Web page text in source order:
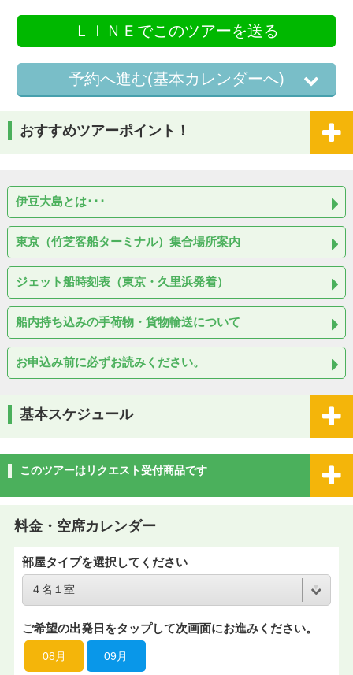
ＬＩＮＥでこのツアーを送る
予約へ進む(基本カレンダーへ)
おすすめツアーポイント！
伊豆大島とは･･･
東京（竹芝客船ターミナル）集合場所案内
ジェット船時刻表（東京・久里浜発着）
船内持ち込みの手荷物・貨物輸送について
お申込み前に必ずお読みください。
基本スケジュール
このツアーはリクエスト受付商品です
料金・空席カレンダー
部屋タイプを選択してください
ご希望の出発日をタップして次画面にお進みください。
08月 09月